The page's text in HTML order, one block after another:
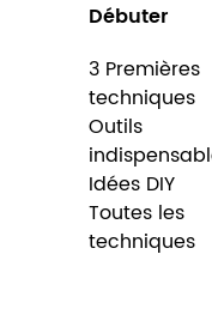
Débuter
3 Premières
techniques
Outils
Idées DIY
Toutes les
techniques